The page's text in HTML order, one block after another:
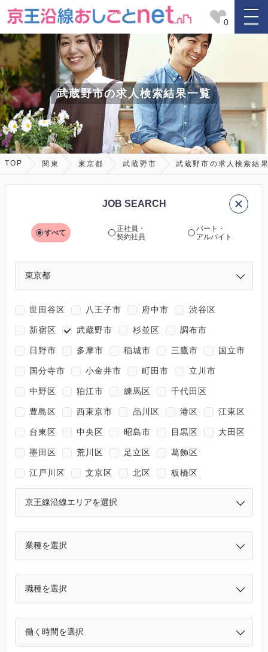
0
武蔵野市の求人検索結果一覧
TOP 関東 東京都 武蔵野市 武蔵野市の求人検索結
JOB SEARCH
すべて
正社員・
契約社員
パート・
アルバイト
世田谷区 八王子市 府中市 渋谷区
新宿区 武蔵野市 杉並区 調布市
日野市 多摩市 稲城市 三鷹市 国立市
国分寺市 小金井市 町田市 立川市
中野区 狛江市 練馬区 千代田区
豊島区 西東京市 品川区 港区 江東区
台東区 中央区 昭島市 目黒区 大田区
墨田区 荒川区 足立区 葛飾区
江戸川区 文京区 北区 板橋区